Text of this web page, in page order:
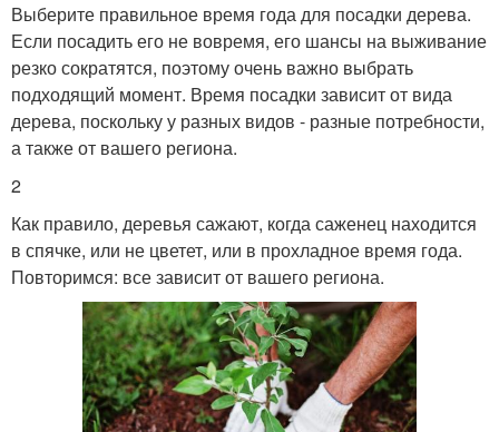
Выберите правильное время года для посадки дерева.
Если посадить его не вовремя, его шансы на выживание
резко сократятся, поэтому очень важно выбрать
подходящий момент. Время посадки зависит от вида
дерева, поскольку у разных видов - разные потребности,
а также от вашего региона.
2
Как правило, деревья сажают, когда саженец находится
в спячке, или не цветет, или в прохладное время года.
Повторимся: все зависит от вашего региона.